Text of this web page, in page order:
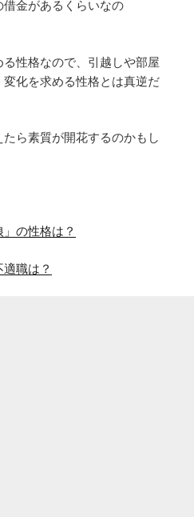
金があるくらいなの
性格なので、引越しや部屋
化を求める性格とは真逆だ
ら素質が開花するのかもし
の性格は？
職は？